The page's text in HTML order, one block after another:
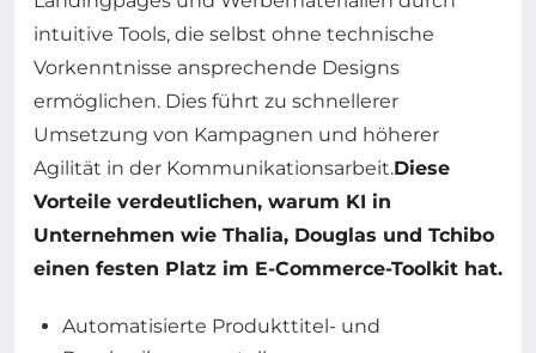
intuitive Tools, die selbst ohne technische
Vorkenntnisse ansprechende Designs
ermöglichen. Dies führt zu schnellerer
Umsetzung von Kampagnen und höherer
Agilität in der Kommunikationsarbeit.Diese
Vorteile verdeutlichen, warum KI in
Unternehmen wie Thalia, Douglas und Tchibo
einen festen Platz im E-Commerce-Toolkit hat.
Automatisierte Produkttitel- und